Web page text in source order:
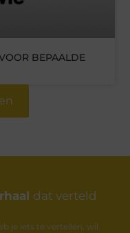
BEPAALDE
dat verteld
je iets te vertellen, wil